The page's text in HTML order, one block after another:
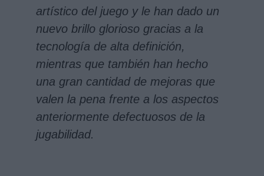
artístico del juego y le han dado un
nuevo brillo glorioso gracias a la
tecnología de alta definición,
mientras que también han hecho
una gran cantidad de mejoras que
valen la pena frente a los aspectos
anteriormente defectuosos de la
jugabilidad.